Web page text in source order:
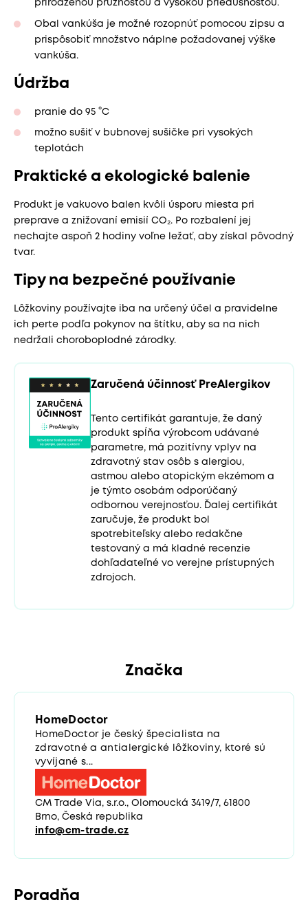
prirodzenou pružnosťou a vysokou priedušnosťou.
Obal vankúša je možné rozopnúť pomocou zipsu a
prispôsobiť množstvo náplne požadovanej výške
vankúša.
Údržba
pranie do 95 °C
možno sušiť v bubnovej sušičke pri vysokých
teplotách
Praktické a ekologické balenie
Produkt je vakuovo balen kvôli úsporu miesta pri
preprave a znižovaní emisií CO₂. Po rozbalení jej
nechajte aspoň 2 hodiny voľne ležať, aby získal pôvodný
tvar.
Tipy na bezpečné používanie
Lôžkoviny používajte iba na určený účel a pravidelne
ich perte podľa pokynov na štítku, aby sa na nich
nedržali choroboplodné zárodky.
Zaručená účinnosť PreAlergikov
Tento certifikát garantuje, že daný
produkt spĺňa výrobcom udávané
parametre, má pozitívny vplyv na
zdravotný stav osôb s alergiou,
astmou alebo atopickým ekzémom a
je týmto osobám odporúčaný
odbornou verejnosťou. Ďalej certifikát
zaručuje, že produkt bol
spotrebiteľsky alebo redakčne
testovaný a má kladné recenzie
dohľadateľné vo verejne prístupných
zdrojoch.
Značka
HomeDoctor
HomeDoctor je český špecialista na
zdravotné a antialergické lôžkoviny, ktoré sú
vyvíjané s...
CM Trade Via, s.r.o., Olomoucká 3419/7, 61800
Brno, Česká republika
info@cm-trade.cz
Poradňa